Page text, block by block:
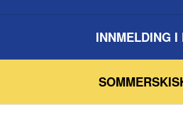
INNMELDING